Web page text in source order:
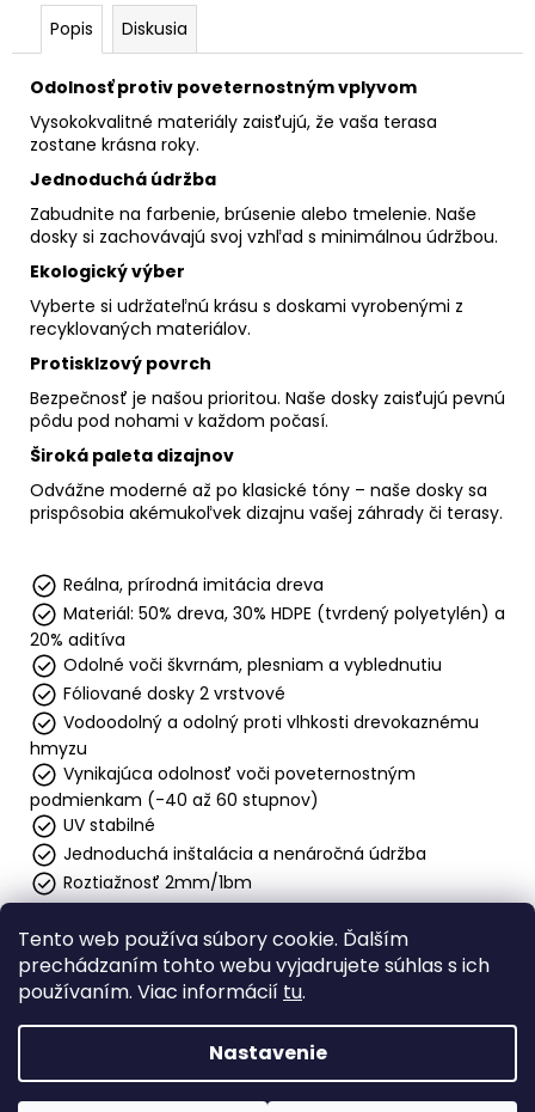
Tento web používa súbory cookie. Ďalším
prechádzaním tohto webu vyjadrujete súhlas s ich
používaním. Viac informácií tu.
Nastavenie
Popis Diskusia
Odolnosť protiv poveternostným vplyvom
Vysokokvalitné materiály zaisťujú, že vaša terasa
zostane krásna roky.
Jednoduchá údržba
Zabudnite na farbenie, brúsenie alebo tmelenie. Naše
dosky si zachovávajú svoj vzhľad s minimálnou údržbou.
Ekologický výber
Vyberte si udržateľnú krásu s doskami vyrobenými z
recyklovaných materiálov.
Protisklzový povrch
Bezpečnosť je našou prioritou. Naše dosky zaisťujú pevnú
pôdu pod nohami v každom počasí.
Široká paleta dizajnov
Odvážne moderné až po klasické tóny – naše dosky sa
prispôsobia akémukoľvek dizajnu vašej záhrady či terasy.
Reálna, prírodná imitácia dreva
Materiál: 50% dreva, 30% HDPE (tvrdený polyetylén) a
20% aditíva
Odolné voči škvrnám, plesniam a vyblednutiu
Fóliované dosky 2 vrstvové
Vodoodolný a odolný proti vlhkosti drevokaznému
hmyzu
Vynikajúca odolnosť voči poveternostným
podmienkam (-40 až 60 stupnov)
UV stabilné
Jednoduchá inštalácia a nenáročná údržba
Roztiažnosť 2mm/1bm
ä
Obchodné podmienky Ochrana osobných údajov
WoodPlast